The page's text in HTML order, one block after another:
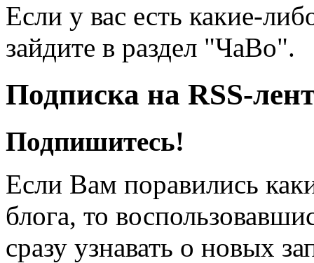
Если у вас есть какие-
зайдите в раздел "ЧаВо".
Подписка на RSS-
Подпишитесь!
Если Вам поравились
блога, то
сразу узнавать о новых